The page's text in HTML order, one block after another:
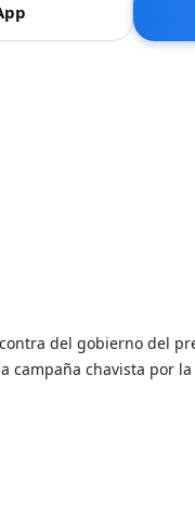
del gobierno del
campaña chavista por